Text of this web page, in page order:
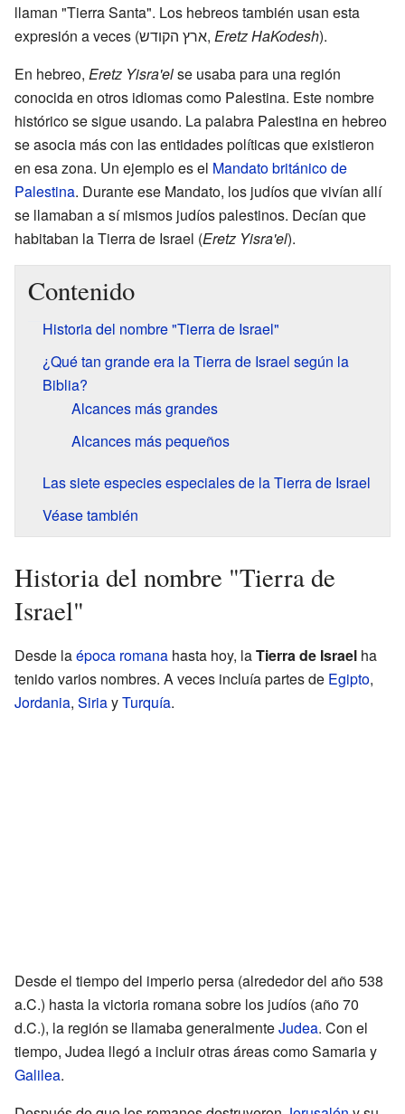
llaman "Tierra Santa". Los hebreos también usan esta
expresión a veces (ארץ הקודש, Eretz HaKodesh).
En hebreo, Eretz Yisra'else usaba para una región
conocida en otros idiomas como Palestina. Este nombre
histórico se sigue usando. La palabra Palestina en hebreo
se asocia más con las entidades políticas que existieron
en esa zona. Un ejemplo es el Mandato británico de
Palestina. Durante ese Mandato, los judíos que vivían allí
se llamaban a sí mismos judíos palestinos. Decían que
habitaban la Tierra de Israel (Eretz Yisra'el).
Contenido
Historia del nombre "Tierra de Israel"
¿Qué tan grande era la Tierra de Israel según la
Biblia?
Alcances más grandes
Alcances más pequeños
Las siete especies especiales de la Tierra de Israel
Véase también
Historia del nombre "Tierra de
Israel"
Desde laépoca romana hasta hoy, laTierra de Israel ha
tenido varios nombres. A veces incluía partes de Egipto,
Jordania, SiriayTurquía.
Desde el tiempo del imperio persa (alrededor del año 538
a.C.) hasta la victoria romana sobre los judíos (año 70
d.C.), la región se llamaba generalmenteJudea. Con el
tiempo, Judea llegó a incluir otras áreas como Samaria y
Galilea.